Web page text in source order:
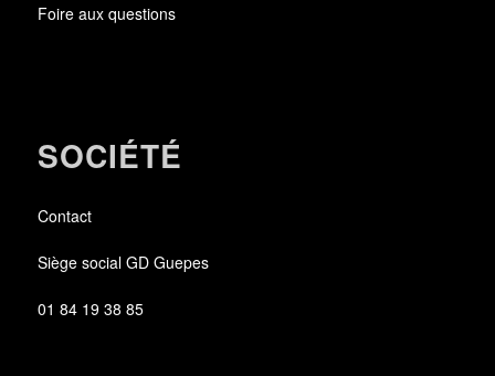
Foire aux questions
SOCIÉTÉ
Contact
Siège social GD Guepes
01 84 19 38 85